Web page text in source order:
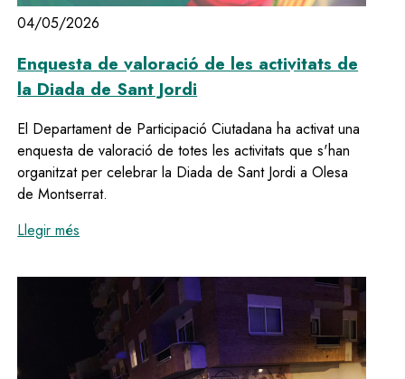
04/05/2026
Enquesta de valoració de les activitats de
la Diada de Sant Jordi
El Departament de Participació Ciutadana ha activat una
enquesta de valoració de totes les activitats que s'han
organitzat per celebrar la Diada de Sant Jordi a Olesa
de Montserrat.
Llegir més